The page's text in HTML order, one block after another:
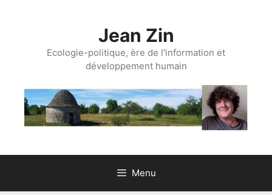
Jean Zin
Ecologie-politique, ère de l'information et
développement humain
Menu